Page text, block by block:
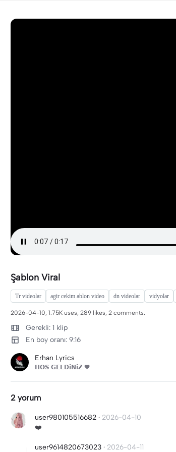
Şablon Viral
Tr videolar agir cekim ablon video dn videolar vidyolar
2026-04-10, 1.75K uses, 289 likes, 2 comments.
Gerekli: 1 klip
En boy oranı: 9:16
Erhan Lyrics
𝗛𝗢𝗦 𝗚𝗘𝗟𝗗𝗶𝗡𝗶𝗭 🖤
2 yorum
user980105516682 · 2026-04-10
❤️
user9614820673023 · 2026-04-11